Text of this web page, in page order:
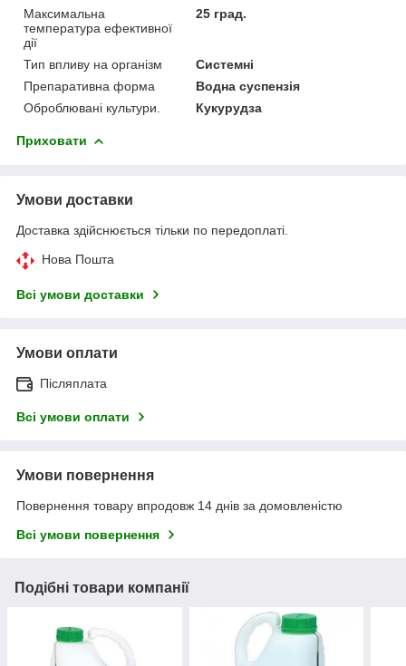
Максимальна
температура ефективної
дії
25 град.
Тип впливу на організм
Системні
Препаративна форма
Водна суспензія
Оброблювані культури.
Кукурудза
Приховати
Умови доставки
Доставка здійснюється тільки по передоплаті.
Нова Пошта
Всі умови доставки
Умови оплати
Післяплата
Всі умови оплати
Умови повернення
Повернення товару впродовж 14 днів за домовленістю
Всі умови повернення
Подібні товари компанії